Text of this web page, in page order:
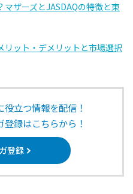
ザーズとJASDAQの特徴と東
リット・デメリットと市場選択
立つ情報を配信！
録はこちらから！
登録